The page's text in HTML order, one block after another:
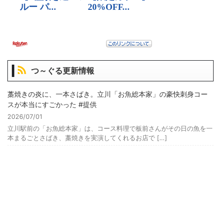
つ～ぐる更新情報
藁焼きの炎に、一本さばき。立川「お魚総本家」の豪快刺身コー
スが本当にすごかった #提供
2026/07/01
立川駅前の「お魚総本家」は、コース料理で板前さんがその日の魚を一
本まるごとさばき、藁焼きを実演してくれるお店で […]